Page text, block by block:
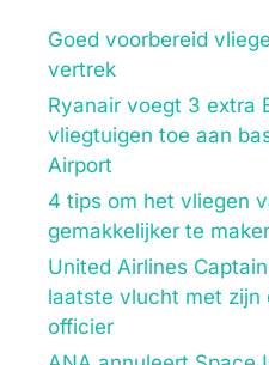
Goed voorbereid
vertrek
Ryanair voegt 3 extra
vliegtuigen toe aan
Airport
4 tips om het vliegen
gemakkelijker te
United Airlines
laatste vlucht met zijn
officier